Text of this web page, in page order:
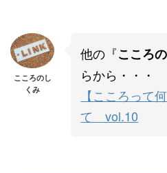
こころのし
くみ
他の『こころ
らから・・・
【こころって
て vol.10